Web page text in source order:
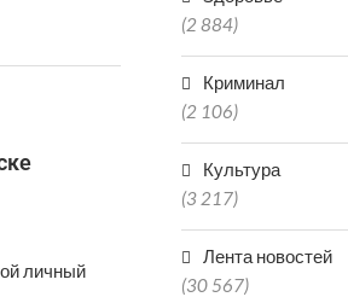
личный
(2 884)
Криминал
(2 106)
Культура
(3 217)
Лента новостей
(30 567)